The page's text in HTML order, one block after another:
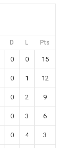
D L Pts
0 0 15
0 1 12
0 2 9
0 3 6
0 4 3